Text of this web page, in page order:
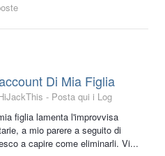
Di Mia Figlia
- Posta qui i Log
figlia lamenta l'improvvisa
a mio parere a seguito di
a capire come eliminarli. Vi...